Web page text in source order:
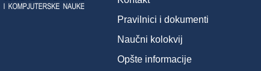
Pravilnici i dokumenti
Naučni kolokvij
Opšte informacije